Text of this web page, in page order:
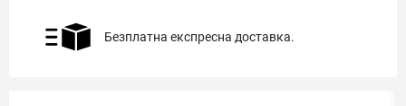
Безплатна експресна доставка.